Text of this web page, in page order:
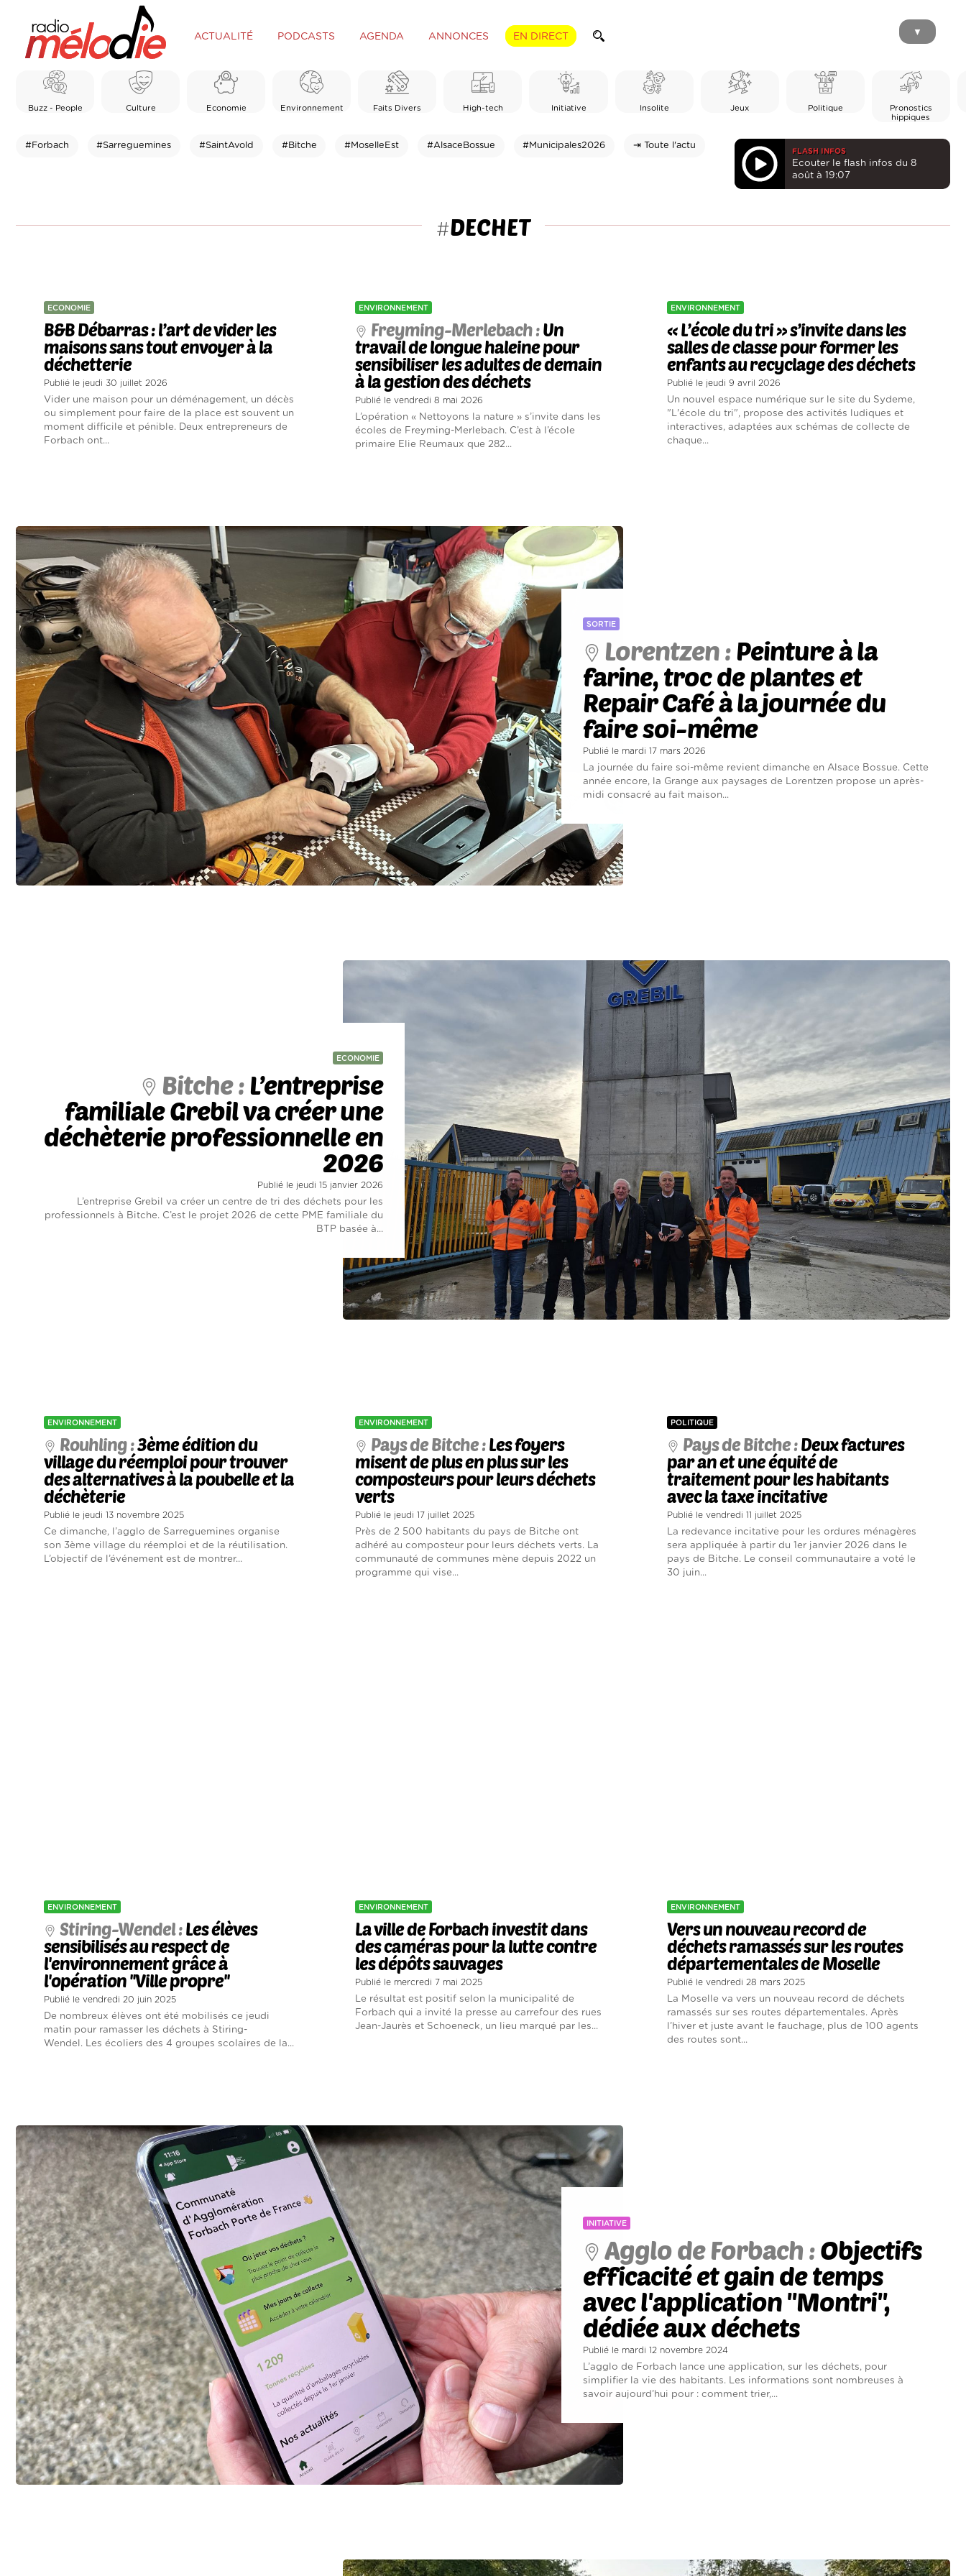
ACTUALITÉ PODCASTS AGENDA ANNONCES EN DIRECT ▼
Buzz - People Culture Economie Environnement Faits Divers High-tech Initiative Insolite Jeux Politique
Pronostics
hippiques
#Forbach #Sarreguemines #SaintAvold #Bitche #MoselleEst #AlsaceBossue #Municipales2026 ⇥ Toute l'actu
FLASH INFOS
Ecouter le flash infos du 8
août à 19:07
#DECHET
ECONOMIE
B&B Débarras : l’art de vider les
maisons sans tout envoyer à la
déchetterie
Publié le jeudi 30 juillet 2026
Vider une maison pour un déménagement, un décès
ou simplement pour faire de la place est souvent un
moment difficile et pénible. Deux entrepreneurs de
Forbach ont...
ENVIRONNEMENT
Freyming-Merlebach :Un
travail de longue haleine pour
sensibiliser les adultes de demain
à la gestion des déchets
Publié le vendredi 8 mai 2026
L’opération « Nettoyons la nature » s’invite dans les
écoles de Freyming-Merlebach. C’est à l’école
primaire Elie Reumaux que 282...
ENVIRONNEMENT
« L’école du tri » s’invite dans les
salles de classe pour former les
enfants au recyclage des déchets
Publié le jeudi 9 avril 2026
Un nouvel espace numérique sur le site du Sydeme,
"L'école du tri", propose des activités ludiques et
interactives, adaptées aux schémas de collecte de
chaque...
SORTIE
Lorentzen :Peinture à la
farine, troc de plantes et
Repair Café à la journée du
faire soi-même
Publié le mardi 17 mars 2026
La journée du faire soi-même revient dimanche en Alsace Bossue. Cette
année encore, la Grange aux paysages de Lorentzen propose un après-
midi consacré au fait maison...
ECONOMIE
Bitche :L’entreprise
familiale Grebil va créer une
déchèterie professionnelle en
2026
Publié le jeudi 15 janvier 2026
L’entreprise Grebil va créer un centre de tri des déchets pour les
professionnels à Bitche. C’est le projet 2026 de cette PME familiale du
BTP basée à...
ENVIRONNEMENT
Rouhling :3ème édition du
village du réemploi pour trouver
des alternatives à la poubelle et la
déchèterie
Publié le jeudi 13 novembre 2025
Ce dimanche, l’agglo de Sarreguemines organise
son 3ème village du réemploi et de la réutilisation.
L’objectif de l’événement est de montrer...
ENVIRONNEMENT
Pays de Bitche :Les foyers
misent de plus en plus sur les
composteurs pour leurs déchets
verts
Publié le jeudi 17 juillet 2025
Près de 2 500 habitants du pays de Bitche ont
adhéré au composteur pour leurs déchets verts. La
communauté de communes mène depuis 2022 un
programme qui vise...
POLITIQUE
Pays de Bitche :Deux factures
par an et une équité de
traitement pour les habitants
avec la taxe incitative
Publié le vendredi 11 juillet 2025
La redevance incitative pour les ordures ménagères
sera appliquée à partir du 1er janvier 2026 dans le
pays de Bitche. Le conseil communautaire a voté le
30 juin...
ENVIRONNEMENT
Stiring-Wendel :Les élèves
sensibilisés au respect de
l'environnement grâce à
l'opération ''Ville propre''
Publié le vendredi 20 juin 2025
De nombreux élèves ont été mobilisés ce jeudi
matin pour ramasser les déchets à Stiring-
Wendel. Les écoliers des 4 groupes scolaires de la...
ENVIRONNEMENT
La ville de Forbach investit dans
des caméras pour la lutte contre
les dépôts sauvages
Publié le mercredi 7 mai 2025
Le résultat est positif selon la municipalité de
Forbach qui a invité la presse au carrefour des rues
Jean-Jaurès et Schoeneck, un lieu marqué par les...
ENVIRONNEMENT
Vers un nouveau record de
déchets ramassés sur les routes
départementales de Moselle
Publié le vendredi 28 mars 2025
La Moselle va vers un nouveau record de déchets
ramassés sur ses routes départementales. Après
l’hiver et juste avant le fauchage, plus de 100 agents
des routes sont...
INITIATIVE
Agglo de Forbach :Objectifs
efficacité et gain de temps
avec l'application ''Montri'',
dédiée aux déchets
Publié le mardi 12 novembre 2024
L’agglo de Forbach lance une application, sur les déchets, pour
simplifier la vie des habitants. Les informations sont nombreuses à
savoir aujourd’hui pour : comment trier,...